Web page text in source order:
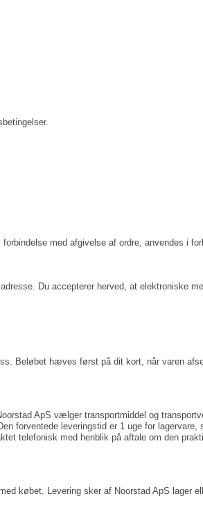
med afgivelse af ordre, anvendes i
Du accepterer herved, at elektroniske
Beløbet hæves først på dit kort, når varen
ApS vælger transportmiddel og
forventede leveringstid er 1 uge for
telefonisk med henblik på aftale om den
købet. Levering sker af Noorstad ApS lager